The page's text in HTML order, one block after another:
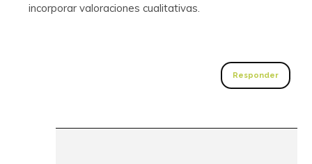
incorporar valoraciones cualitativas.
Responder